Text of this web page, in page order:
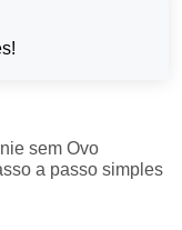
sem Ovo
a passo simples